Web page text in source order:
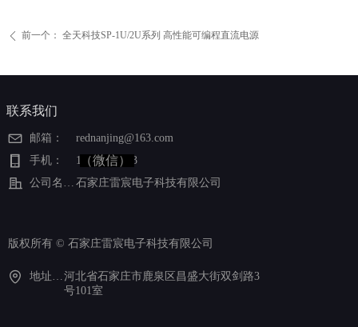
ꄴ 前一个： 全天科技SP-1U/2U系列 高性能可编程直流电源
联系我们
地址：河北省石家庄市鹿泉区昌盛大街双剑路3号101室
河北省石家庄市鹿泉区昌盛大街双剑路3
号101室
邮箱：
rednanjing@163.com
手机：
15613327823
公司名称：
石家庄雷宸电子科技有限公司
版权所有 © 石家庄雷宸电子科技有限公司
（微信）